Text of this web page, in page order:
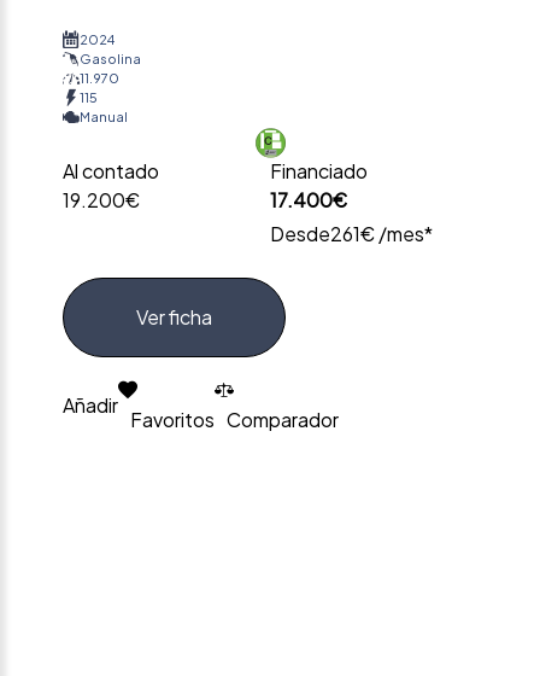
2024
Gasolina
11.970
115
Manual
Al contado
19.200€
Financiado
17.400€
Desde261€ /mes*
Ver ficha
Añadir
Favoritos Comparador